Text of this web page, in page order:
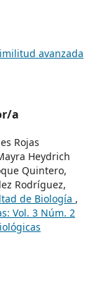
avanzada
a
Rojas
Heydrich
Quintero,
Rodríguez,
de Biología ,
Vol. 3 Núm. 2